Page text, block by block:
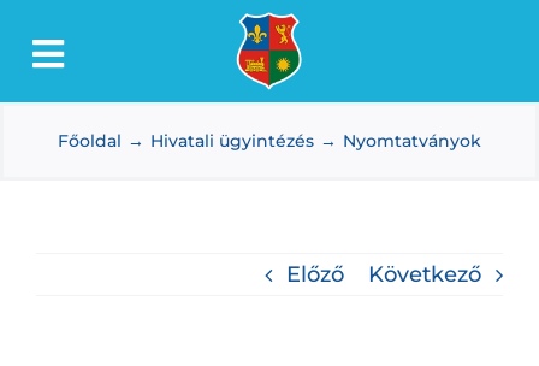
Toggle
Lőkösháza
Intézmények
Főoldal Hivatali ügyintézés Nyomtatványok
Előző Következő